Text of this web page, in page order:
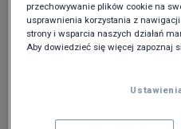
przechowywanie plików cookie na
usprawnienia korzystania z
strony i wsparcia naszych działań
Aby dowiedzieć się więcej zapoznaj